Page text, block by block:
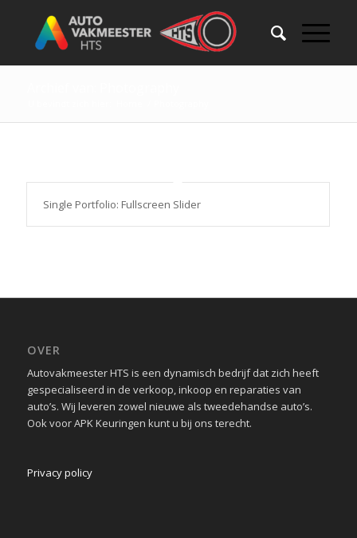
Single Portfolio: Fullscreen Slider
OVER
Autovakmeester HTS is een dynamisch bedrijf dat zich heeft
gespecialiseerd in de verkoop, inkoop en reparaties van
auto’s. Wij leveren zowel nieuwe als tweedehandse auto’s.
Ook voor APK Keuringen kunt u bij ons terecht.
Privacy policy